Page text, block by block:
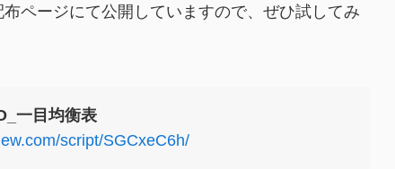
ページにて公開していますので、ぜひ試してみ
一目均衡表
script/SGCxeC6h/